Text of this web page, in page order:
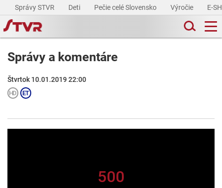
Správy STVR Deti Pečie celé Slovensko Výročie E-
Správy a komentáre
Štvrtok 10.01.2019 22:00